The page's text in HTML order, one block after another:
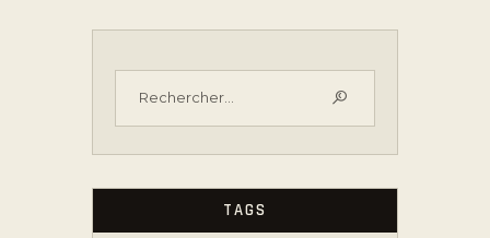
TAGS